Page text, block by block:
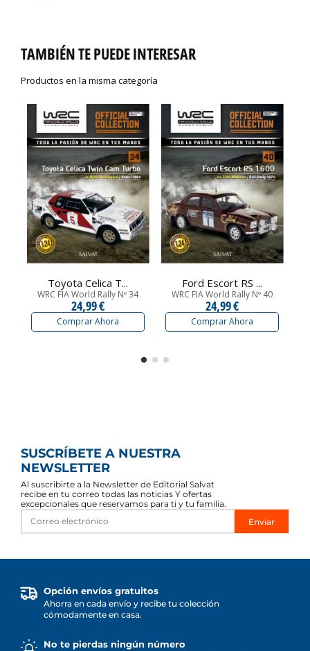
TAMBIÉN TE PUEDE INTERESAR
Productos en la misma categoría
Toyota Celica T...
WRC FIA World Rally Nº 34
24,99 €
Comprar Ahora
Ford Escort RS ...
WRC FIA World Rally Nº 40
24,99 €
Comprar Ahora
SUSCRÍBETE A NUESTRA
NEWSLETTER
Al suscribirte a la Newsletter de Editorial Salvat
recibe en tu correo todas las noticias Y ofertas
excepcionales que reservamos para ti y tu familia.
Enviar
Opción envíos gratuitos
Ahorra en cada envío y recibe tu colección
cómodamente en casa.
No te pierdas ningún número